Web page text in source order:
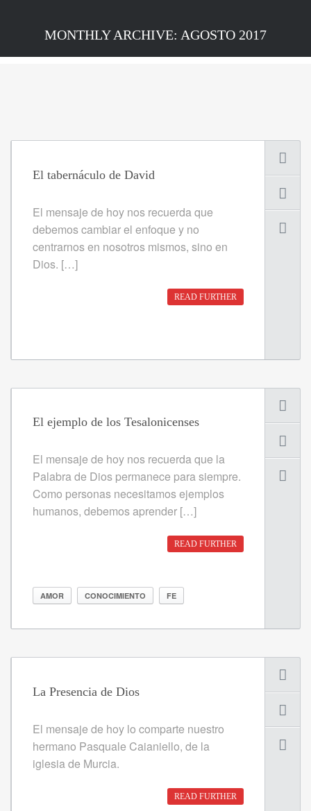
MONTHLY ARCHIVE: AGOSTO 2017
El tabernáculo de David
El mensaje de hoy nos recuerda que
debemos cambiar el enfoque y no
centrarnos en nosotros mismos, sino en
Dios. […]
READ FURTHER
El ejemplo de los Tesalonicenses
El mensaje de hoy nos recuerda que la
Palabra de Dios permanece para siempre.
Como personas necesitamos ejemplos
humanos, debemos aprender […]
READ FURTHER
AMOR CONOCIMIENTO FE
La Presencia de Dios
El mensaje de hoy lo comparte nuestro
hermano Pasquale Caianiello, de la
iglesia de Murcia.
READ FURTHER